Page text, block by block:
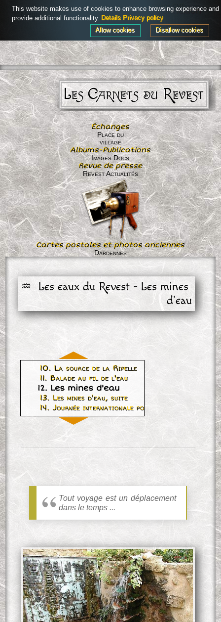
Menu
Les Carnets du Revest
Connexion
Place du
village
Échanges
Images Docs
Albums-Publications
Revest Actualités
Revue de presse
Dardennes
Cartes postales et photos anciennes
♒  Les eaux du Revest - Les mines
d'eau
10. La source de la Ripelle
11. Balade au fil de l'eau
12. Les mines d'eau
13. Les mines d'eau, suite
14. Journée internationale pour les rivières -
Tout voyage est un déplacement
dans le temps ...
Powered byAdHoc CMS
This website makes use of cookies to enhance browsing experience and
provide additional functionality. Details Privacy policy
Disallow cookies
Allow cookies